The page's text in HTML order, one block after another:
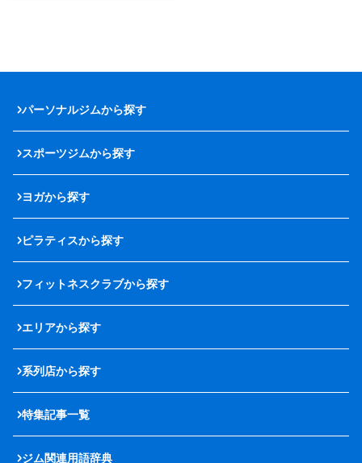
パーソナルジムから探す
スポーツジムから探す
ヨガから探す
ピラティスから探す
フィットネスクラブから探す
エリアから探す
系列店から探す
特集記事一覧
ジム関連用語辞典